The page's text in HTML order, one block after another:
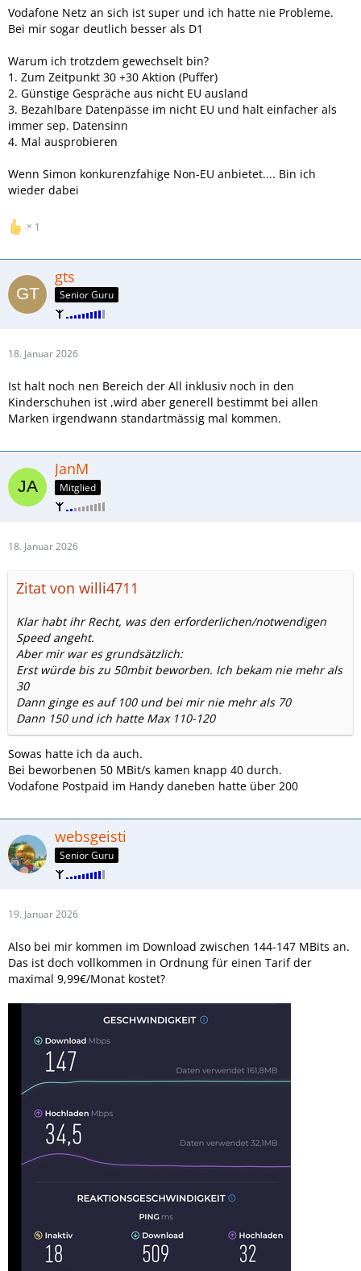
Vodafone Netz an sich ist super und ich hatte nie Probleme.
Bei mir sogar deutlich besser als D1
Warum ich trotzdem gewechselt bin?
1. Zum Zeitpunkt 30 +30 Aktion (Puffer)
2. Günstige Gespräche aus nicht EU ausland
3. Bezahlbare Datenpässe im nicht EU und halt einfacher als
immer sep. Datensinn
4. Mal ausprobieren
Wenn Simon konkurenzfahige Non-EU anbietet.... Bin ich
wieder dabei
1
gts
Senior Guru
18. Januar 2026
Ist halt noch nen Bereich der All inklusiv noch in den
Kinderschuhen ist ,wird aber generell bestimmt bei allen
Marken irgendwann standartmässig mal kommen.
JanM
Mitglied
18. Januar 2026
Zitat von willi4711
Klar habt ihr Recht, was den erforderlichen/notwendigen
Speed angeht.
Aber mir war es grundsätzlich:
Erst würde bis zu 50mbit beworben. Ich bekam nie mehr als
30
Dann ginge es auf 100 und bei mir nie mehr als 70
Dann 150 und ich hatte Max 110-120
Sowas hatte ich da auch.
Bei beworbenen 50 MBit/s kamen knapp 40 durch.
Vodafone Postpaid im Handy daneben hatte über 200
websgeisti
Senior Guru
19. Januar 2026
Also bei mir kommen im Download zwischen 144-147 MBits an.
Das ist doch vollkommen in Ordnung für einen Tarif der
maximal 9,99€/Monat kostet?